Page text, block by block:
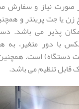
صورت نیاز و سفارش
پذیر می باشد.
با دور متغیر، به
دستگاه) است.
قابل تنظیم می باشد.